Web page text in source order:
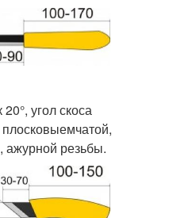
угол скоса
ажурной резьбы.